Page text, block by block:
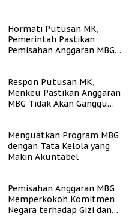
Hormati Putusan MK,
Pemerintah Pastikan
Pemisahan Anggaran MBG
Respon Putusan MK,
Menkeu Pastikan Anggaran
MBG Tidak Akan Ganggu
Menguatkan Program MBG
dengan Tata Kelola yang
Makin Akuntabel
Pemisahan Anggaran MBG
Memperkokoh Komitmen
Negara terhadap Gizi dan